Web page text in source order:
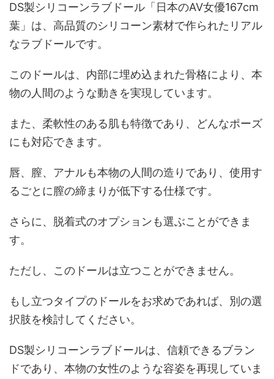
DS製シリコーンラブドール「日本のAV女優167cm
葉」は、高品質のシリコーン素材で作られたリアル
なラブドールです。
このドールは、内部に埋め込まれた骨格により、本
物の人間のような動きを実現しています。
また、柔軟性のある肌も特徴であり、どんなポーズ
にも対応できます。
唇、膣、アナルも本物の人間の造りであり、使用す
るごとに膣の締まりが低下する仕様です。
さらに、脱着式のオプションも選ぶことができま
す。
ただし、このドールは立つことができません。
もし立つタイプのドールをお求めであれば、別の選
択肢を検討してください。
DS製シリコーンラブドールは、信頼できるブラン
ドであり、本物の女性のような容姿を再現していま